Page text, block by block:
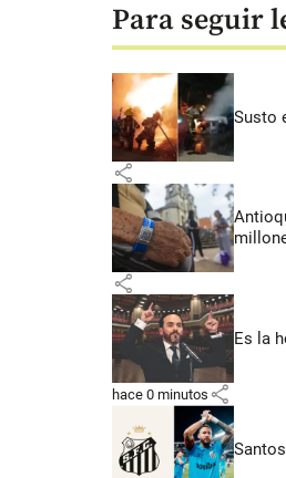
Para seguir
Susto
share
share
Es la
hace 0 minutos share